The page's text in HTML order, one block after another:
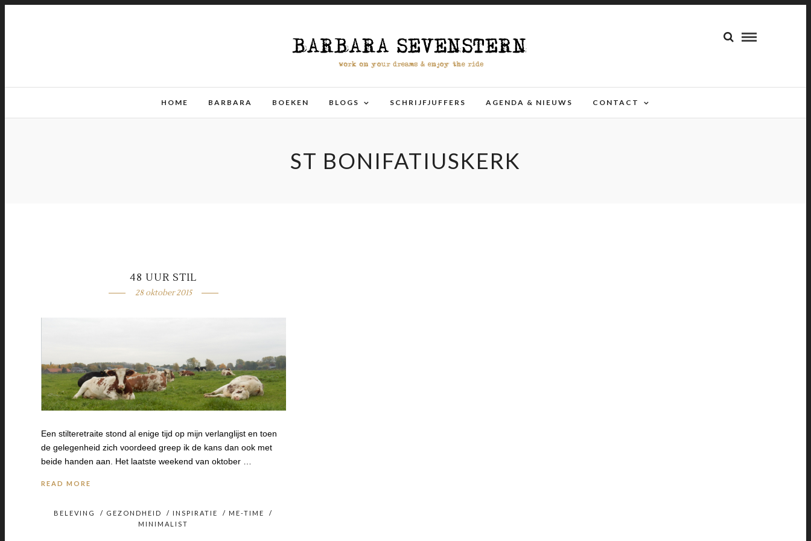
HOME BARBARA BOEKEN BLOGS SCHRIJFJUFFERS AGENDA & NIEUWS CONTACT
ST BONIFATIUSKERK
48 UUR STIL
28 oktober 2015
Een stilteretraite stond al enige tijd op mijn verlanglijst en toen
de gelegenheid zich voordeed greep ik de kans dan ook met
beide handen aan. Het laatste weekend van oktober …
READ MORE
BELEVING / GEZONDHEID / INSPIRATIE / ME-TIME
/
MINIMALIST